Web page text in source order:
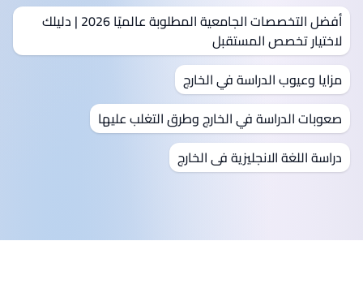
أفضل التخصصات الجامعية المطلوبة عالميًا 2026 | دليلك
لاختيار تخصص المستقبل
مزايا وعيوب الدراسة في الخارج
صعوبات الدراسة في الخارج وطرق التغلب عليها
دراسة اللغة الانجليزية فى الخارج